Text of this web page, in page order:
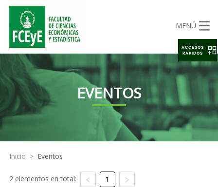
MENÚ
EVENTOS
Inicio > Eventos
2 elementos en total: 1
ACCESOS
RAPIDOS